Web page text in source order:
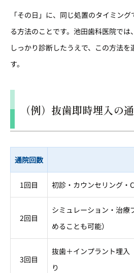
「その日」に、同じ処置のタイミン
る方法のことです。池田歯科医院で
しっかり診断したうえで、この方法
す。
（例）抜歯即時埋入の
通院回数
1回目 初診・カウンセリング・
2回目
シミュレーション・治
めることも可能）
3回目
抜歯＋インプラント埋入
り